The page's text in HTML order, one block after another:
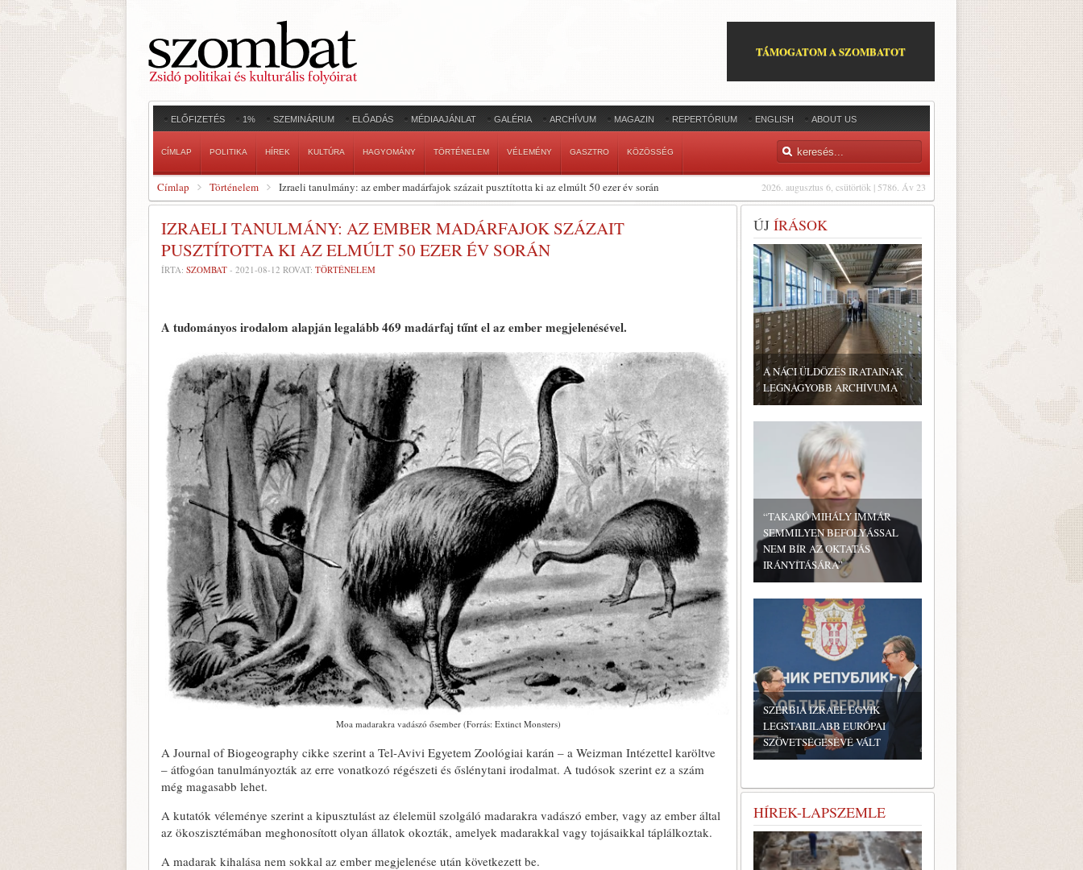
TÁMOGATOM A SZOMBATOT
ELŐFIZETÉS 1% SZEMINÁRIUM ELŐADÁS MÉDIAAJÁNLAT GALÉRIA ARCHÍVUM MAGAZIN REPERTÓRIUM ENGLISH ABOUT US
CÍMLAP POLITIKA HÍREK KULTÚRA HAGYOMÁNY TÖRTÉNELEM VÉLEMÉNY GASZTRO KÖZÖSSÉG
2026. augusztus 6, csütörtök | 5786. Áv 23
Címlap Történelem Izraeli tanulmány: az ember madárfajok százait pusztította ki az elmúlt 50 ezer év során
IZRAELI TANULMÁNY: AZ EMBER MADÁRFAJOK SZÁZAIT
PUSZTÍTOTTA KI AZ ELMÚLT 50 EZER ÉV SORÁN
ÍRTA: SZOMBAT - 2021-08-12 ROVAT: TÖRTÉNELEM
A tudományos irodalom alapján legalább 469 madárfaj tűnt el az ember megjelenésével.
Moa madarakra vadászó ősember (Forrás: Extinct Monsters)
A Journal of Biogeography cikke szerint a Tel-Avivi Egyetem Zoológiai karán – a Weizman Intézettel karöltve
– átfogóan tanulmányozták az erre vonatkozó régészeti és őslénytani irodalmat. A tudósok szerint ez a szám
még magasabb lehet.
A kutatók véleménye szerint a kipusztulást az élelemül szolgáló madarakra vadászó ember, vagy az ember által
az ökoszisztémában meghonosított olyan állatok okozták, amelyek madarakkal vagy tojásaikkal táplálkoztak.
A madarak kihalása nem sokkal az ember megjelenése után következett be.
ÚJ ÍRÁSOK
A NÁCI ÜLDÖZÉS IRATAINAK
LEGNAGYOBB ARCHÍVUMA
“TAKARÓ MIHÁLY IMMÁR
SEMMILYEN BEFOLYÁSSAL
NEM BÍR AZ OKTATÁS
IRÁNYÍTÁSÁRA”
SZERBIA IZRAEL EGYIK
LEGSTABILABB EURÓPAI
SZÖVETSÉGESÉVÉ VÁLT
HÍREK-LAPSZEMLE